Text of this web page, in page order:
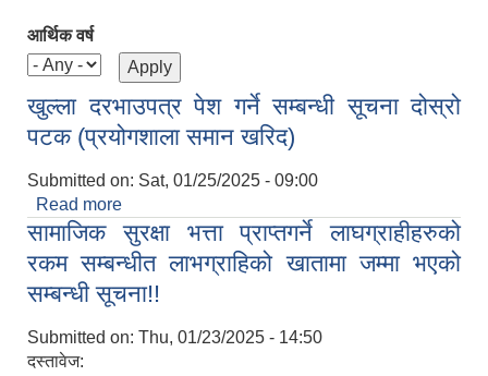
आर्थिक वर्ष
खुल्ला दरभाउपत्र पेश गर्ने सम्बन्धी सूचना दोस्रो
पटक (प्रयोगशाला समान खरिद)
Submitted on: Sat, 01/25/2025 - 09:00
Read more
पटक (प्रयोगशाला समान खरिद)
सामाजिक सुरक्षा भत्ता प्राप्तगर्ने लाघग्राहीहरुको
रकम सम्बन्धीत लाभग्राहिको खातामा जम्मा भएको
सम्बन्धी सूचना!!
Submitted on: Thu, 01/23/2025 - 14:50
दस्तावेज: